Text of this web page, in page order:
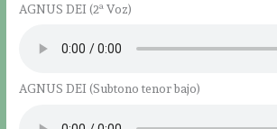
AGNUS DEI (2ª Voz)
AGNUS DEI (Subtono tenor bajo)